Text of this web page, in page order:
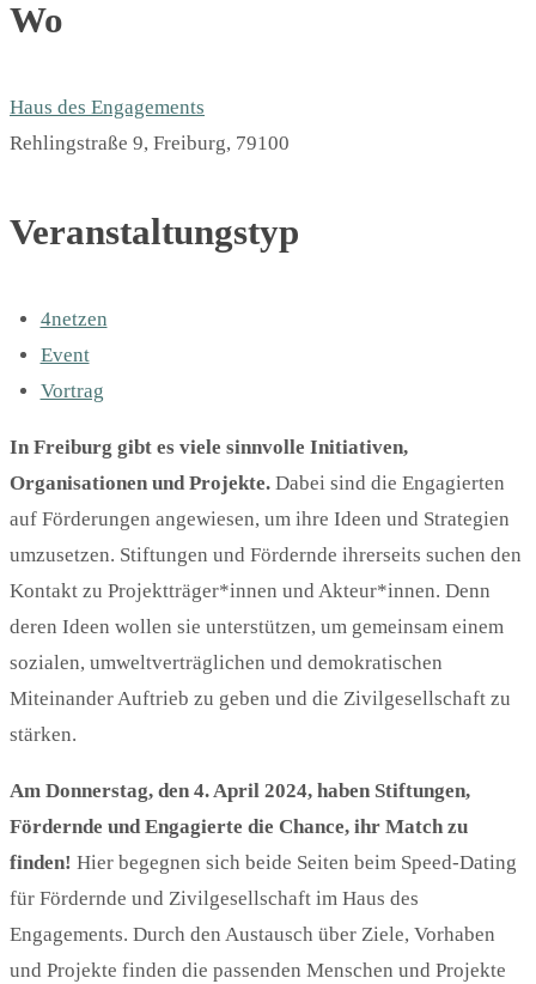
Wo
Haus des Engagements
Rehlingstraße 9, Freiburg, 79100
Veranstaltungstyp
4netzen
Event
Vortrag
In Freiburg gibt es viele sinnvolle Initiativen,
Organisationen und Projekte. Dabei sind die Engagierten
auf Förderungen angewiesen, um ihre Ideen und Strategien
umzusetzen. Stiftungen und Fördernde ihrerseits suchen den
Kontakt zu Projektträger*innen und Akteur*innen. Denn
deren Ideen wollen sie unterstützen, um gemeinsam einem
sozialen, umweltverträglichen und demokratischen
Miteinander Auftrieb zu geben und die Zivilgesellschaft zu
stärken.
Am Donnerstag, den 4.April 2024, haben Stiftungen,
Fördernde undEngagierte die Chance, ihr Match zu
finden! Hier begegnen sich beide Seiten beim Speed-Dating
für Fördernde und Zivilgesellschaft im Haus des
Engagements. Durch den Austausch über Ziele, Vorhaben
und Projekte finden die passenden Menschen und Projekte